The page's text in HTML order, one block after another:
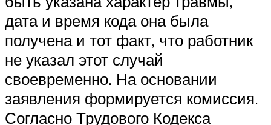
дата и время кода она была
получена и тот факт, что работник
не указал этот случай
своевременно. На основании
заявления формируется комиссия.
Согласно Трудового Кодекса